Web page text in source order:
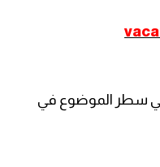
في سطر الموضوع في